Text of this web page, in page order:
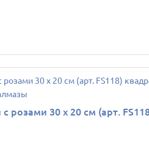
розами 30 х 20 см (арт.